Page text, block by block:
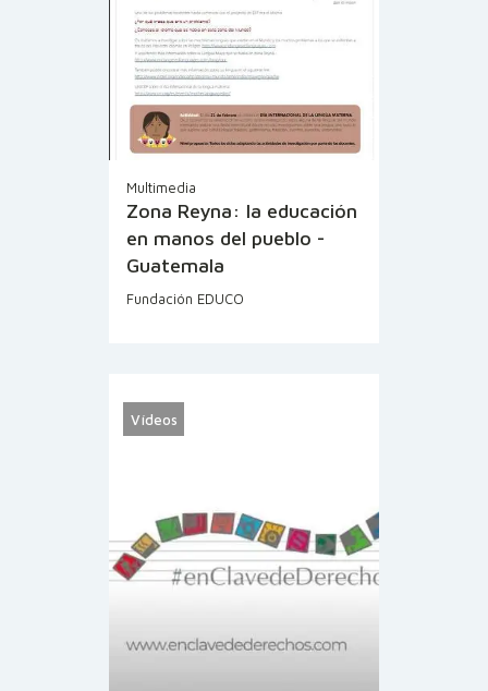
Multimedia
Zona Reyna: la educación
en manos del pueblo -
Guatemala
Fundación EDUCO
Vídeos